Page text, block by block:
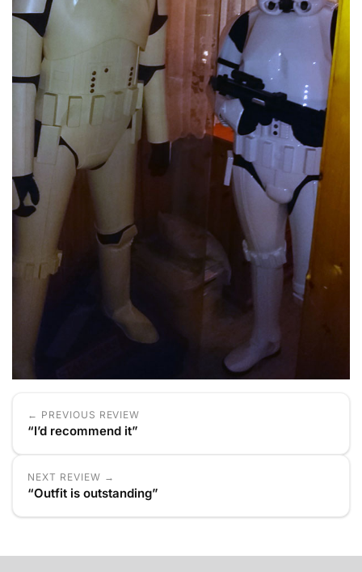
← PREVIOUS REVIEW
“I’d recommend it”
NEXT REVIEW →
“Outfit is outstanding”